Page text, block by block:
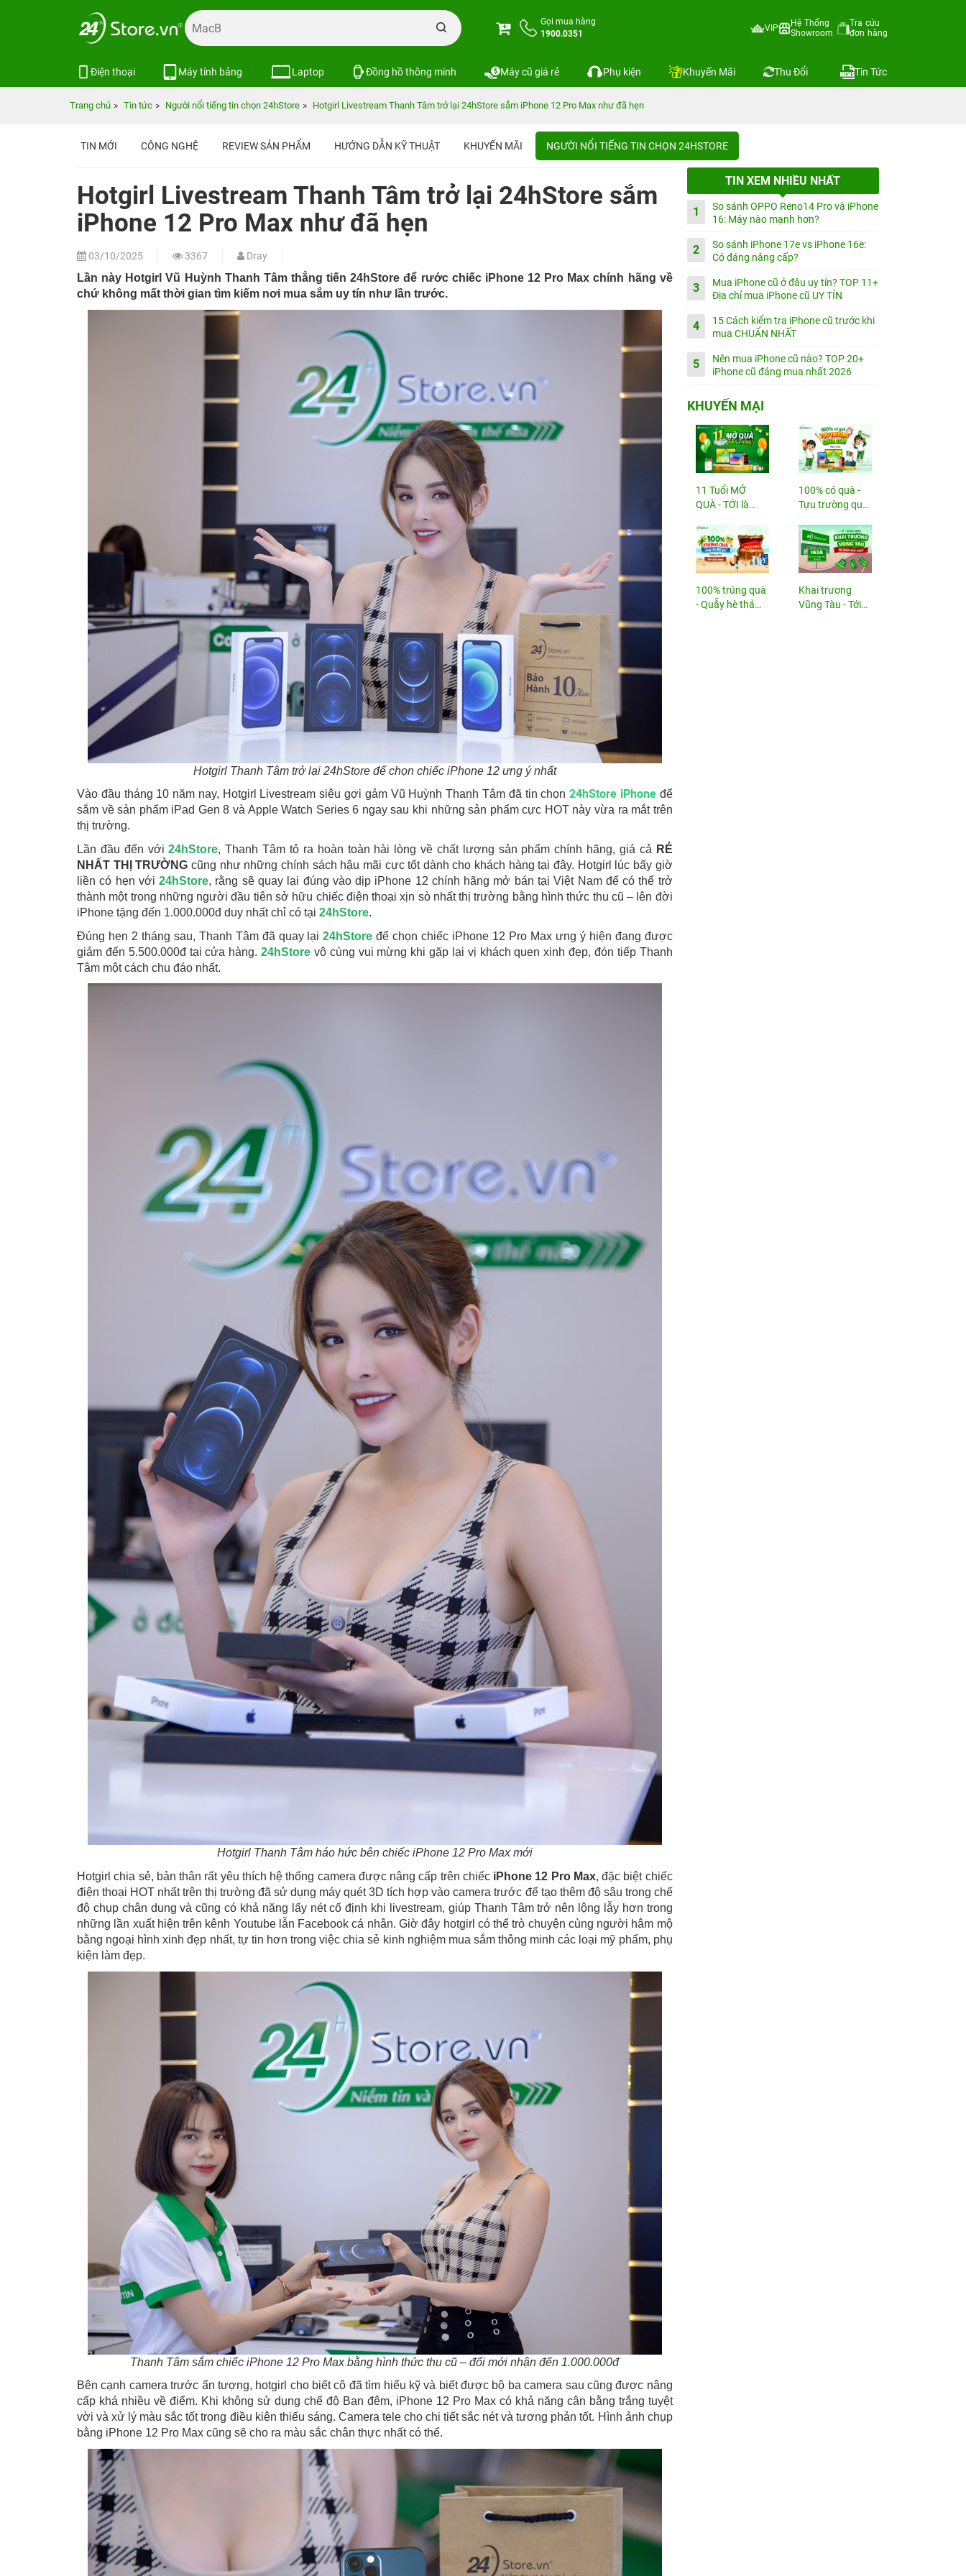
Gọi mua hàng
1900.0351
VIP
Hệ Thống
Showroom
Tra cứu
đơn hàng
Điện thoại Máy tính bảng Laptop Đồng hồ thông minh Máy cũ giá rẻ Phụ kiện Khuyến Mãi Thu Đổi Tin Tức
Trang chủ Tin tức Người nổi tiếng tin chọn 24hStore Hotgirl Livestream Thanh Tâm trở lại 24hStore sắm iPhone 12 Pro Max như đã hẹn
TIN MỚI CÔNG NGHỆ REVIEW SẢN PHẨM HƯỚNG DẪN KỸ THUẬT KHUYẾN MÃI NGƯỜI NỔI TIẾNG TIN CHỌN 24HSTORE
Hotgirl Livestream Thanh Tâm trở lại 24hStore sắm
iPhone 12 Pro Max như đã hẹn
03/10/2025 3367 Dray
Lần này Hotgirl Vũ Huỳnh Thanh Tâm thẳng tiến 24hStore để rước chiếc iPhone 12 Pro Max chính hãng về
chứ không mất thời gian tìm kiếm nơi mua sắm uy tín như lần trước.
Hotgirl Thanh Tâm trở lại 24hStore để chọn chiếc iPhone 12 ưng ý nhất
Vào đầu tháng 10 năm nay, Hotgirl Livestream siêu gợi gảm Vũ Huỳnh Thanh Tâm đã tin chọn24hStore iPhone để
sắm về sản phẩm iPad Gen 8 và Apple Watch Series 6 ngay sau khi những sản phẩm cực HOT này vừa ra mắt trên
thị trường.
Lần đầu đến với24hStore, Thanh Tâm tỏ ra hoàn toàn hài lòng về chất lượng sản phẩm chính hãng, giá cả RẺ
NHẤT THỊ TRƯỜNG cũng như những chính sách hậu mãi cực tốt dành cho khách hàng tại đây. Hotgirl lúc bấy giờ
liền có hẹn với24hStore, rằng sẽ quay lại đúng vào dịp iPhone 12 chính hãng mở bán tại Việt Nam để có thể trở
thành một trong những người đầu tiên sở hữu chiếc điện thoại xịn sò nhất thị trường bằng hình thức thu cũ – lên đời
iPhone tặng đến 1.000.000đ duy nhất chỉ có tại 24hStore.
Đúng hẹn 2 tháng sau, Thanh Tâm đã quay lại24hStoređể chọn chiếc iPhone 12 Pro Max ưng ý hiện đang được
giảm đến 5.500.000đ tại cửa hàng.24hStore vô cùng vui mừng khi gặp lại vị khách quen xinh đẹp, đón tiếp Thanh
Tâm một cách chu đáo nhất.
Hotgirl Thanh Tâm háo hức bên chiếc iPhone 12 Pro Max mới
Hotgirl chia sẻ, bản thân rất yêu thích hệ thống camera được nâng cấp trên chiếc iPhone 12 Pro Max, đặc biệt chiếc
điện thoại HOT nhất trên thị trường đã sử dụng máy quét 3D tích hợp vào camera trước để tạo thêm độ sâu trong chế
độ chụp chân dung và cũng có khả năng lấy nét cố định khi livestream, giúp Thanh Tâm trở nên lộng lẫy hơn trong
những lần xuất hiện trên kênh Youtube lẫn Facebook cá nhân. Giờ đây hotgirl có thể trò chuyện cùng người hâm mộ
bằng ngoại hình xinh đẹp nhất, tự tin hơn trong việc chia sẻ kinh nghiệm mua sắm thông minh các loại mỹ phẩm, phụ
kiện làm đẹp.
Thanh Tâm sắm chiếc iPhone 12 Pro Max bằng hình thức thu cũ – đổi mới nhận đến 1.000.000đ
Bên cạnh camera trước ấn tượng, hotgirl cho biết cô đã tìm hiểu kỹ và biết được bộ ba camera sau cũng được nâng
cấp khá nhiều về điểm. Khi không sử dụng chế độ Ban đêm, iPhone 12 Pro Max có khả năng cân bằng trắng tuyệt
vời và xử lý màu sắc tốt trong điều kiện thiếu sáng. Camera tele cho chi tiết sắc nét và tương phản tốt. Hình ảnh chụp
bằng iPhone 12 Pro Max cũng sẽ cho ra màu sắc chân thực nhất có thể.
TIN XEM NHIỀU NHẤT
1
So sánh OPPO Reno14 Pro và iPhone
16: Máy nào mạnh hơn?
2
So sánh iPhone 17e vs iPhone 16e:
Có đáng nâng cấp?
3
Mua iPhone cũ ở đâu uy tín? TOP 11+
Địa chỉ mua iPhone cũ UY TÍN
4
15 Cách kiểm tra iPhone cũ trước khi
mua CHUẨN NHẤT
5
Nên mua iPhone cũ nào? TOP 20+
iPhone cũ đáng mua nhất 2026
KHUYẾN MẠI
11 Tuổi MỞ
QUÀ - TỚI là
100% có quà -
Tựu trường quá
100% trúng quà
- Quẫy hè thả
Khai trương
Vũng Tàu - Tới